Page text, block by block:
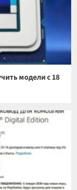
модели с 18